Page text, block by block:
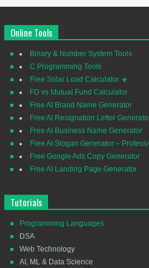
Online Tools
Binary & Number System Tools
C Programming Tools
Free Solar Load Calculator ☀️
FD vs Mutual Fund Calculator
Free AI Brand Name Generator
Free AI Resignation Letter
Free AI Business Name Generator
Free AI Slogan Generator –
Free Google Ads Copy Generator
Free AI Landing Page Generator
Tutorials
Programming Languages
DSA
Web Technology
AI, ML & Data Science